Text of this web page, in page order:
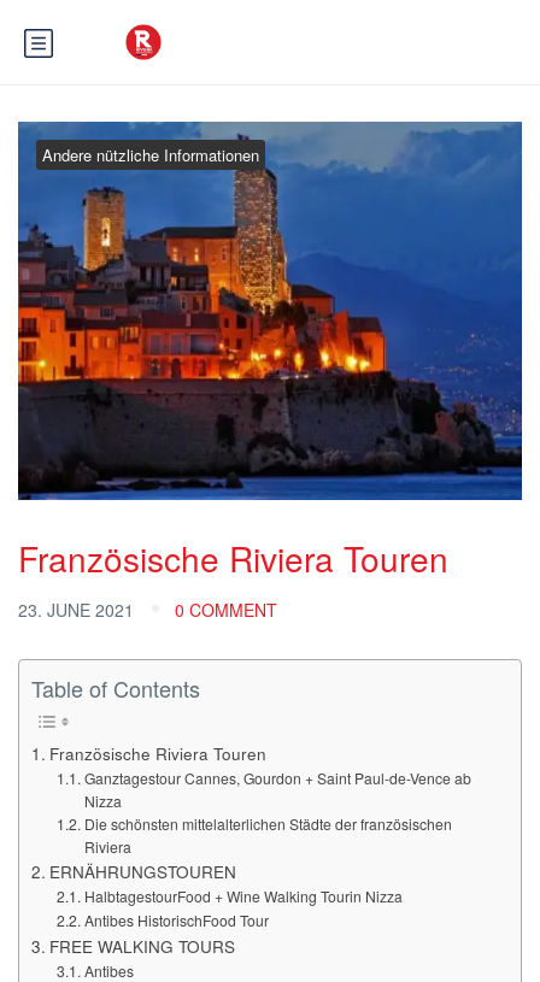
Andere nützliche Informationen
Französische Riviera Touren
23. JUNE 2021 0 COMMENT
Table of Contents
Französische Riviera Touren
Ganztagestour Cannes, Gourdon + Saint Paul-de-Vence ab
Nizza
Die schönsten mittelalterlichen Städte der französischen
Riviera
ERNÄHRUNGSTOUREN
HalbtagestourFood + Wine Walking Tourin Nizza
Antibes HistorischFood Tour
FREE WALKING TOURS
Antibes